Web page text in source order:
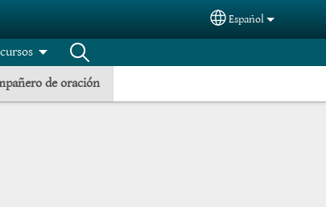
Select your
Español
de oración